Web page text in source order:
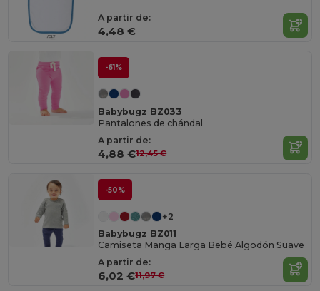
A partir de:
4,48 €
-61%
Babybugz BZ033
Pantalones de chándal
A partir de:
4,88 €12,45 €
-50%
+2
Babybugz BZ011
Camiseta Manga Larga Bebé Algodón Suave
A partir de:
6,02 €11,97 €